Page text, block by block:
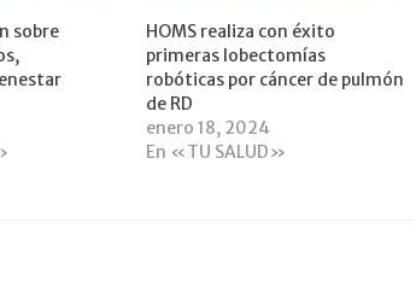
sobre
HOMS realiza con éxito
primeras lobectomías
robóticas por cáncer de pulmón
de RD
enero 18, 2024
En «TU SALUD»